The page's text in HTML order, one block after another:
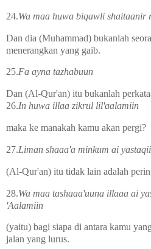
24.Wa maa huwa biqawli shaitaanir
Dan dia (Muhammad) bukanlah
menerangkan yang gaib.
25.Fa ayna tazhabuun
Dan (Al-Qur'an) itu bukanlah
26.In huwa illaa zikrul lil'aalamiin
maka ke manakah kamu akan pergi?
27.Liman shaaa'a minkum ai
(Al-Qur'an) itu tidak lain adalah
28.Wa maa tashaaa'uuna illaaa ai
'Aalamiin
(yaitu) bagi siapa di antara kamu
jalan yang lurus.